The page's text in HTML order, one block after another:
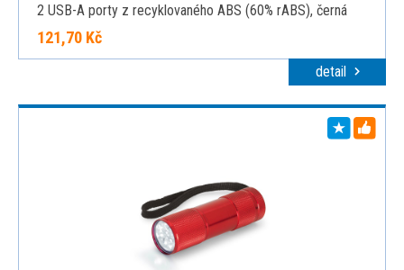
2 USB-A porty z recyklovaného ABS (60% rABS), černá
121,70 Kč
detail